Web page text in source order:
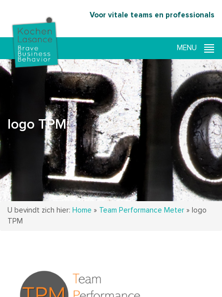
Voor vitale teams en professionals
logo TPM
U bevindt zich hier: Home » Team Performance Meter » logo
TPM